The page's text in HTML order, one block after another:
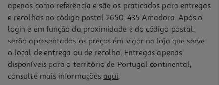
-10%
Livro Aprende A Desenhar Dinossauros E Outros Animais
apenas como referência e são os praticados para entregas
e recolhas no código postal 2650-435 Amadora. Após o
login e em função da proximidade e do código postal,
serão apresentados os preços em vigor na loja que serve
o local de entrega ou de recolha. Entregas apenas
disponíveis para o território de Portugal continental,
consulte mais informações aqui.